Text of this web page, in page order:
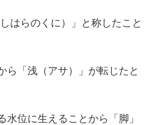
はらのくに）」と称したこと
ら「浅（アサ）」が転じたと
水位に生えることから「脚」